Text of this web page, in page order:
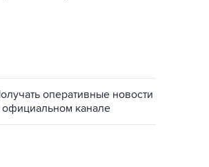
оперативные новости
официальном канале